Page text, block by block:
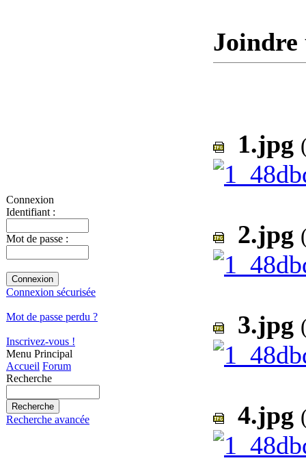
Connexion
Identifiant :
Mot de passe :
Connexion sécurisée
Mot de passe perdu ?
Inscrivez-vous !
Menu Principal
Accueil Forum
Recherche
Recherche avancée
1.jpg
2.jpg
3.jpg
4.jpg